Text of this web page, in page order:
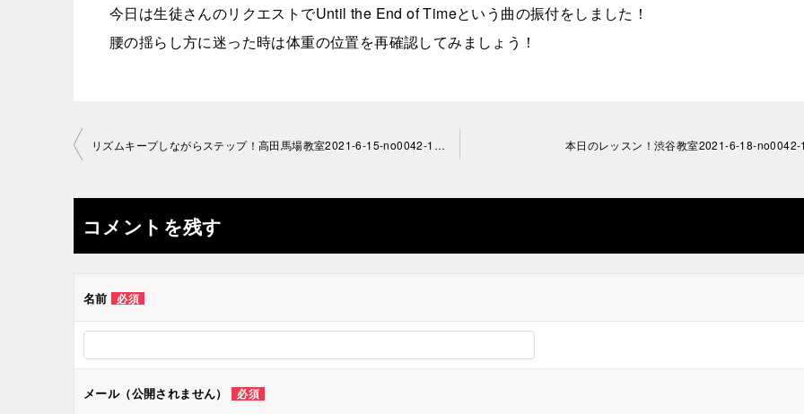
今日は生徒さんのリクエストでUntil the End of Timeという曲の振付をしました！
腰の揺らし方に迷った時は体重の位置を再確認してみましょう！
投
ナ
ビ
ゲ
ー
リズムキープしながらステップ！高田馬場教室2021-6-15-no0042-1313 本日のレッスン！渋谷教室2021-6-18-
コメントを残す
名前 必須
メール（公開されません） 必須